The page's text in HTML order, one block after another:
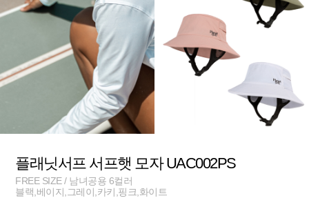
플래닛서프 서프햇 모자 UAC002PS
FREE SIZE / 남녀공용 6컬러
블랙,베이지,그레이,카키,핑크,화이트